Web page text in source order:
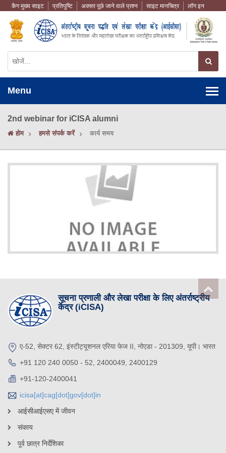
कैग मुख्य साइट प्रतिपुष्टि अक्सर पूछे जाने वाले प्रश्न साइट मानचित्र लॉग इन
Menu
2nd webinar for iCISA alumni
होम हमसे संपर्क करें कार्य समय
सूचना प्रणाली और लेखा परीक्षा के लिए अंतर्राष्ट्रीय
केंद्र (iCISA)
ए-52, सेक्टर 62, इंस्टीट्यूशनल एरिया फेज II, नोएडा - 201309, यूपी। भारत
+91 120 240 0050 - 52, 2400049, 2400129
+91-120-2400041
icisa[at]cag[dot]gov[dot]in
आईसीआईएसए में जीवन
संकाय
पूर्व छात्र निर्देशिका